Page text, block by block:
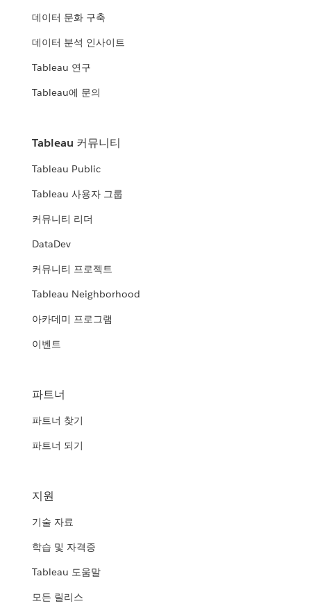
데이터 문화 구축
데이터 분석 인사이트
Tableau 연구
Tableau에 문의
Tableau 커뮤니티
Tableau Public
Tableau 사용자 그룹
커뮤니티 리더
DataDev
커뮤니티 프로젝트
Tableau Neighborhood
아카데미 프로그램
이벤트
파트너
파트너 찾기
파트너 되기
지원
기술 자료
학습 및 자격증
Tableau 도움말
모든 릴리스